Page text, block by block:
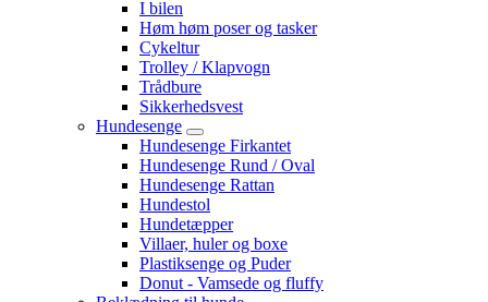
I bilen
Høm høm poser og tasker
Cykeltur
Trolley / Klapvogn
Trådbure
Sikkerhedsvest
Hundesenge
Hundesenge Firkantet
Hundesenge Rund / Oval
Hundesenge Rattan
Hundestol
Hundetæpper
Villaer, huler og boxe
Plastiksenge og Puder
Donut - Vamsede og fluffy